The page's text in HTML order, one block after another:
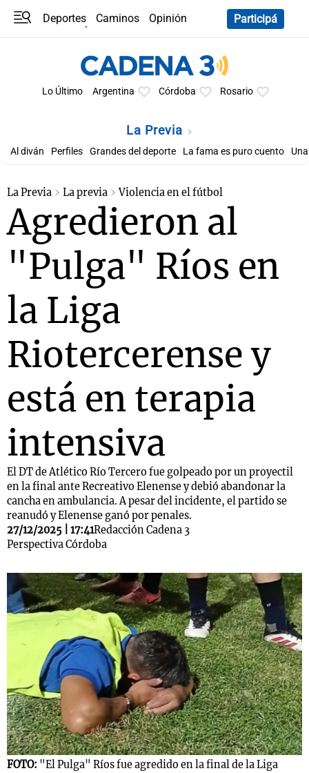
Deportes Caminos
Opinión
Participá
Lo Último Argentina Córdoba Rosario
La Previa
Al diván Perfiles Grandes del deporte La fama es puro cuento
La Previa La previa Violencia en el fútbol
Agredieron al
"Pulga" Ríos en
la Liga
Riotercerense y
está en terapia
intensiva
El DT de Atlético Río Tercero fue golpeado por un proyectil
en la final ante Recreativo Elenense y debió abandonar la
cancha en ambulancia. A pesar del incidente, el partido se
reanudó y Elenense ganó por penales.
27/12/2025 | 17:41Redacción Cadena 3
Perspectiva Córdoba
FOTO: "El Pulga" Ríos fue agredido en la final de la Liga
Notas
Mundial 2026
Notas
La Sole en
Cadena 3